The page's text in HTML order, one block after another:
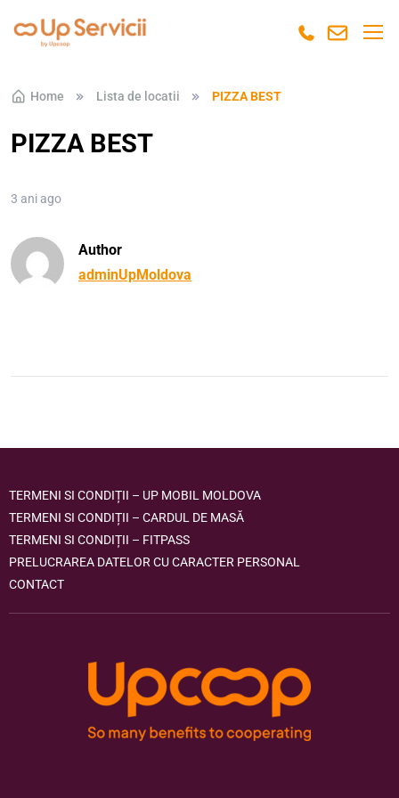
Skip to navigation
Skip to content
Home Lista de locatii PIZZA BEST
PIZZA BEST
3 ani ago
Author
adminUpMoldova
TERMENI SI CONDIȚII – UP MOBIL MOLDOVA
TERMENI SI CONDIȚII – CARDUL DE MASĂ
TERMENI SI CONDIȚII – FITPASS
PRELUCRAREA DATELOR CU CARACTER PERSONAL
CONTACT